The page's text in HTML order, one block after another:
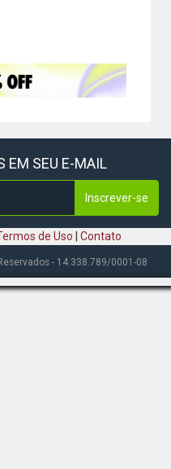
EM SEU E-MAIL
Inscrever-se
de Uso Contato
- 14.338.789/0001-08